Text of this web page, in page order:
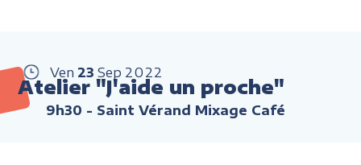
Ven 23 Sep 2022
Atelier "J'aide un proche"
9h30 - Saint Vérand Mixage Café